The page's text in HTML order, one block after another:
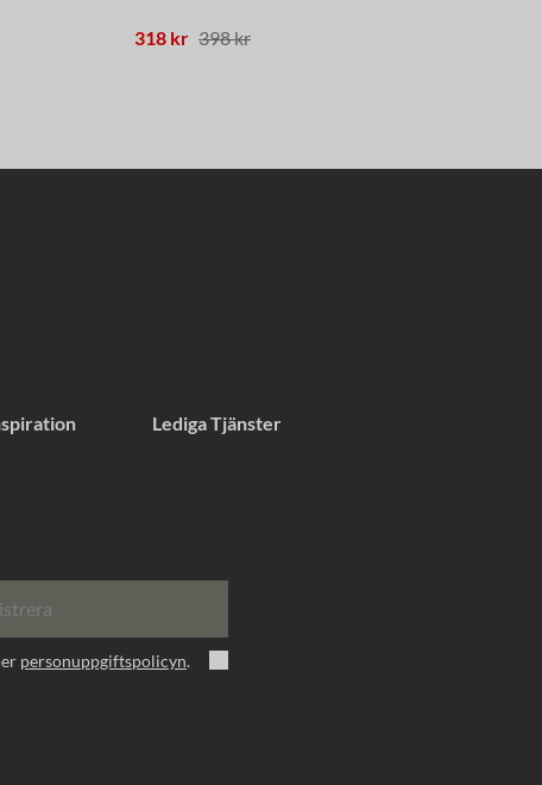
318 kr 398 kr
Lediga Tjänster
personuppgiftspolicyn.